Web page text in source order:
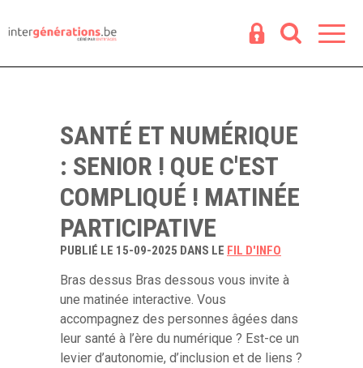
SANTÉ ET NUMÉRIQUE
: SENIOR ! QUE C'EST
COMPLIQUÉ ! MATINÉE
PARTICIPATIVE
PUBLIÉ LE 15-09-2025 DANS LE FIL D'INFO
Bras dessus Bras dessous vous invite à
une matinée interactive. Vous
accompagnez des personnes âgées dans
leur santé à l’ère du numérique ? Est-ce un
levier d’autonomie, d’inclusion et de liens ?